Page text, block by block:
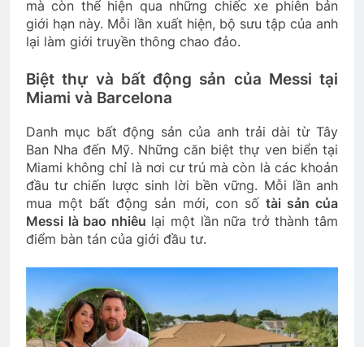
mà còn thể hiện qua những chiếc xe phiên bản
giới hạn này. Mỗi lần xuất hiện, bộ sưu tập của anh
lại làm giới truyền thông chao đảo.
Biệt thự và bất động sản của Messi tại
Miami và Barcelona
Danh mục bất động sản của anh trải dài từ Tây
Ban Nha đến Mỹ. Những căn biệt thự ven biển tại
Miami không chỉ là nơi cư trú mà còn là các khoản
đầu tư chiến lược sinh lời bền vững. Mỗi lần anh
mua một bất động sản mới, con số tài sản của
Messi là bao nhiêu lại một lần nữa trở thành tâm
điểm bàn tán của giới đầu tư.